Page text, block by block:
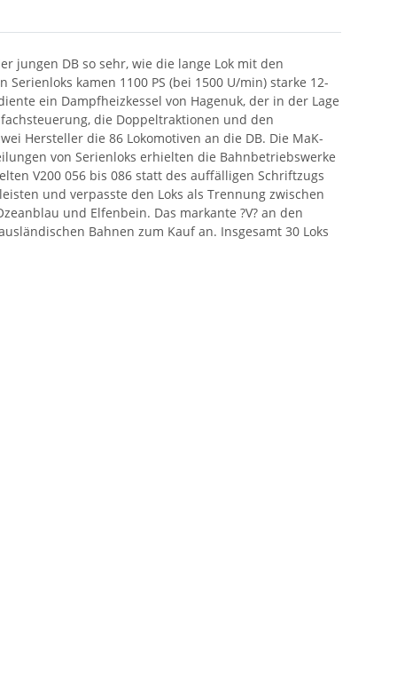
jungen DB so sehr, wie die lange Lok mit den
kamen 1100 PS (bei 1500 U/min) starke 12-
ein Dampfheizkessel von Hagenuk, der in der Lage
die Doppeltraktionen und den
Hersteller die 86 Lokomotiven an die DB. Die MaK-
von Serienloks erhielten die Bahnbetriebswerke
V200 056 bis 086 statt des auffälligen Schriftzugs
und verpasste den Loks als Trennung zwischen
und Elfenbein. Das markante ?V? an den
Bahnen zum Kauf an. Insgesamt 30 Loks